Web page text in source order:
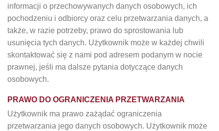
informacji o przechowywanych danych osobowych, ich
pochodzeniu i odbiorcy oraz celu przetwarzania danych, a
także, w razie potrzeby, prawo do sprostowania lub
usunięcia tych danych. Użytkownik może w każdej chwili
skontaktować się z nami pod adresem podanym w nocie
prawnej, jeśli ma dalsze pytania dotyczące danych
osobowych.
PRAWO DO OGRANICZENIA PRZETWARZANIA
Użytkownik ma prawo zażądać ograniczenia
przetwarzania jego danych osobowych. Użytkownik może